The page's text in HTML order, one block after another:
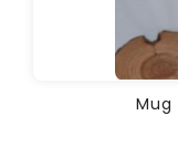
Mug